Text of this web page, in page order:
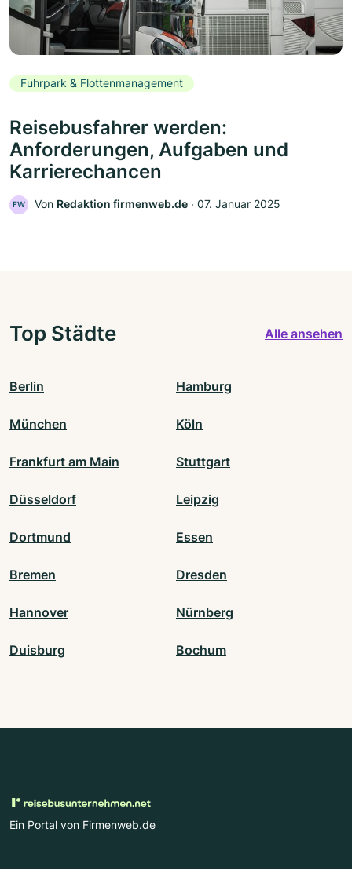
Fuhrpark & Flottenmanagement
Reisebusfahrer werden:
Anforderungen, Aufgaben und
Karrierechancen
FW Von Redaktion firmenweb.de ‧ 07. Januar 2025
Top Städte Alle ansehen
Berlin Hamburg
München Köln
Frankfurt am Main Stuttgart
Düsseldorf Leipzig
Dortmund Essen
Bremen Dresden
Hannover Nürnberg
Duisburg Bochum
Ein Portal von Firmenweb.de